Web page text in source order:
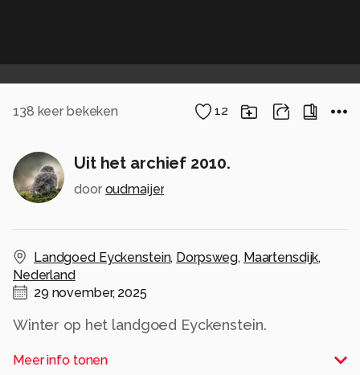
138 keer bekeken 12
Uit het archief 2010.
door oudmaijer
Landgoed Eyckenstein, Dorpsweg, Maartensdijk,
Nederland
29 november, 2025
Winter op het landgoed Eyckenstein.
18 december 2010,
Meer info tonen